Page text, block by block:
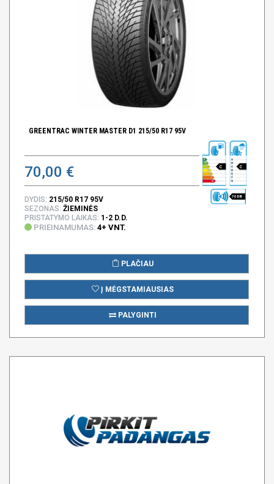
GREENTRAC WINTER MASTER D1 215/50 R17 95V
70,00 € C C
70 DB
DYDIS: 215/50 R17 95V
SEZONAS: ŽIEMINĖS
PRISTATYMO LAIKAS: 1-2 D.D.
PRIEINAMUMAS: 4+ VNT.
PLAČIAU
Į MĖGSTAMIAUSIAS
PALYGINTI